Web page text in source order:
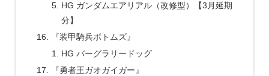
HG ガンダムエアリアル（改修型）【3月延期
分】
『装甲騎兵ボトムズ』
HG バーグラリードッグ
『勇者王ガオガイガー』